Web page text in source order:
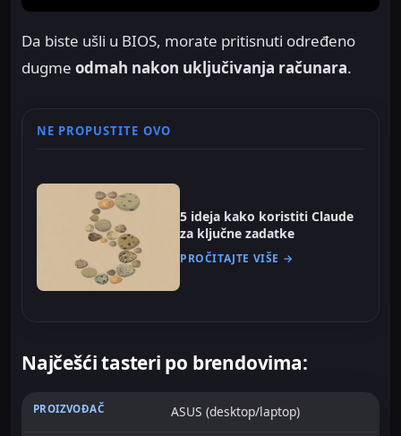
Da biste ušli u BIOS, morate pritisnuti određeno
dugme odmah nakon uključivanja računara.
NE PROPUSTITE OVO
5 ideja kako koristiti Claude
za ključne zadatke
PROČITAJTE VIŠE →
Najčešći tasteri po brendovima:
ASUS (desktop/laptop)